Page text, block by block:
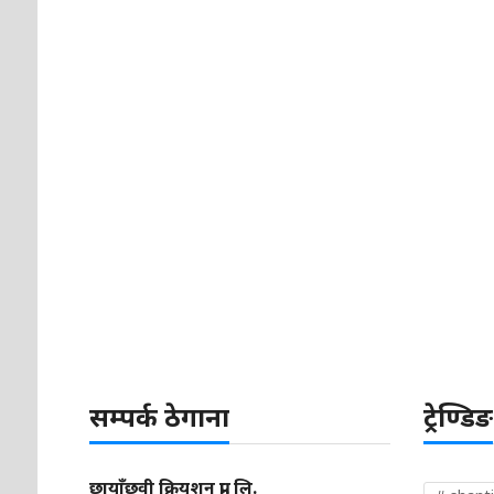
सम्पर्क ठेगाना
छायाँछवी क्रियशन प्रा. लि.
ट्रेण्डिङ